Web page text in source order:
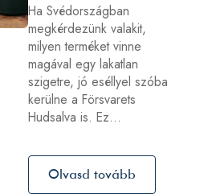
Ha Svédországban
megkérdezünk valakit,
milyen terméket vinne
magával egy lakatlan
szigetre, jó eséllyel szóba
kerülne a Försvarets
Hudsalva is. Ez…
Olvasd tovább